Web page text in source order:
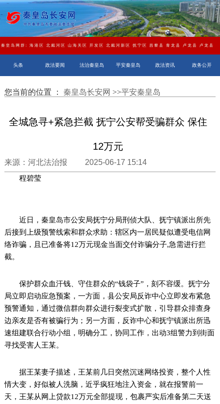
秦皇岛网群: 海港区 北戴河区 山海关区 开发区 北戴河新区 抚宁区 昌黎县 青龙县 卢龙县 卢龙县
头条 政法要闻 法治秦皇岛 平安秦皇岛 政法资讯 政务公开
您当前的位置 ： 秦皇岛长安网 >>平安秦皇岛
全城急寻+紧急拦截 抚宁公安帮受骗群众 保住
12万元
来源：河北法治报 2025-06-17 15:14
程碧莹
近日，秦皇岛市公安局抚宁分局刑侦大队、抚宁镇派出所先
后接到上级预警线索和群众求助：辖区内一居民疑似遭受电信网
络诈骗，且已准备将12万元现金当面交付诈骗分子,急需进行拦
截。
保护群众血汗钱、守住群众的“钱袋子”，刻不容缓。抚宁分
局立即启动应急预案，一方面，县公安局反诈中心立即发布紧急
预警通知，通过微信群向群众进行裂变式扩散，引导群众排查身
边亲友是否有被骗行为；另一方面，反诈中心和抚宁镇派出所迅
速组建联合行动小组，明确分工，协同工作，出动3组警力到街面
寻找受害人王某。
据王某妻子描述，王某前几日突然沉迷网络投资，整个人性
情大变，好似被人洗脑，近乎疯狂地注入资金，就在报警前一
天，王某从网上贷款12万元全部提现，包裹严实后准备第二天送